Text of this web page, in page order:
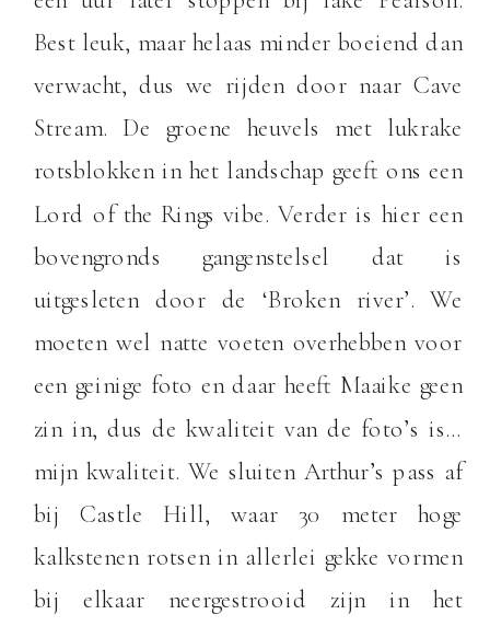
Best leuk, maar helaas minder boeiend dan
verwacht, dus we rijden door naar Cave
Stream. De groene heuvels met lukrake
rotsblokken in het landschap geeft ons een
Lord of the Rings vibe. Verder is hier een
bovengronds gangenstelsel dat is
uitgesleten door de ‘Broken river’. We
moeten wel natte voeten overhebben voor
een geinige foto en daar heeft Maaike geen
zin in, dus de kwaliteit van de foto’s is…
mijn kwaliteit. We sluiten Arthur’s pass af
bij Castle Hill, waar 30 meter hoge
kalkstenen rotsen in allerlei gekke vormen
bij elkaar neergestrooid zijn in het